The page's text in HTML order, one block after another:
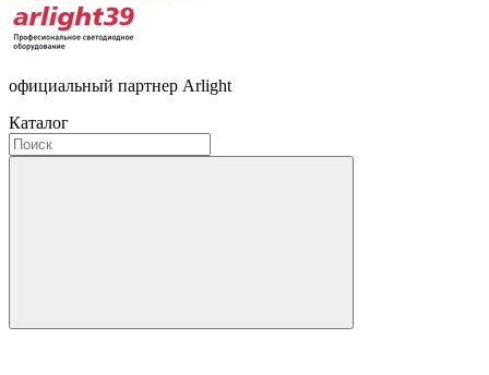
официальный партнер Arlight
Каталог